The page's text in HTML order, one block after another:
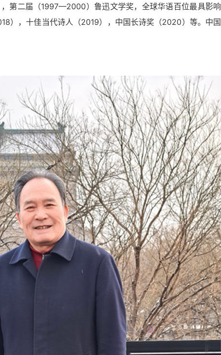
第二届（1997—2000）鲁迅文学奖，全球华语百位最具影响
），十佳当代诗人（2019），中国长诗奖（2020）等。中国